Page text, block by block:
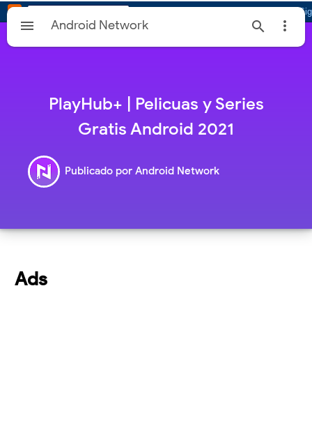
  
Android Network
PlayHub+ | Pelicuas y Series
Gratis Android 2021
Publicado por Android Network
Ads